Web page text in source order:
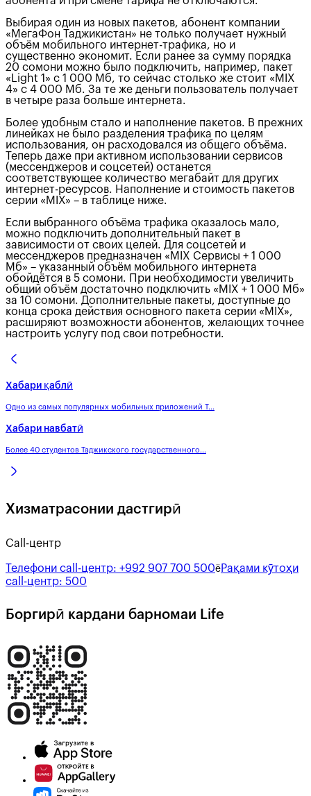
Выбирая один из новых пакетов, абонент компании
«МегаФон Таджикистан» не только получает нужный
объём мобильного интернет-трафика, но и
существенно экономит. Если ранее за сумму порядка
20 сомони можно было подключить, например, пакет
«Light 1» с 1 000 Мб, то сейчас столько же стоит «MIX
4» с 4 000 Мб. За те же деньги пользователь получает
в четыре раза больше интернета.
Более удобным стало и наполнение пакетов. В прежних
линейках не было разделения трафика по целям
использования, он расходовался из общего объёма.
Теперь даже при активном использовании сервисов
(мессенджеров и соцсетей) останется
соответствующее количество мегабайт для других
интернет-ресурсов. Наполнение и стоимость пакетов
серии «MIX» – в таблице ниже.
Если выбранного объёма трафика оказалось мало,
можно подключить дополнительный пакет в
зависимости от своих целей. Для соцсетей и
мессенджеров предназначен «MIX Сервисы + 1 000
Мб» – указанный объём мобильного интернета
обойдётся в 5 сомони. При необходимости увеличить
общий объём достаточно подключить «MIX + 1 000 Мб»
за 10 сомони. Дополнительные пакеты, доступные до
конца срока действия основного пакета серии «MIX»,
расширяют возможности абонентов, желающих точнее
настроить услугу под свои потребности.
Хабари қаблӣ
Одно из самых популярных мобильных приложений Т...
Хабари навбатӣ
Более 40 студентов Таджикского государственного...
Хизматрасонии дастгирӣ
Call-центр
Телефони call-центр: +992 907 700 500ёРақами кӯтоҳи
call-центр: 500
Боргирӣ кардани барномаи Life